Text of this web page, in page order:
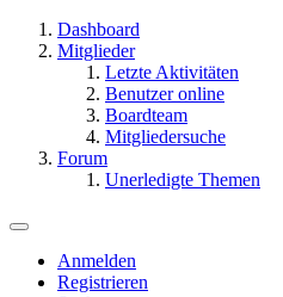
Dashboard
Mitglieder
Letzte Aktivitäten
Benutzer online
Boardteam
Mitgliedersuche
Forum
Unerledigte Themen
Anmelden
Registrieren